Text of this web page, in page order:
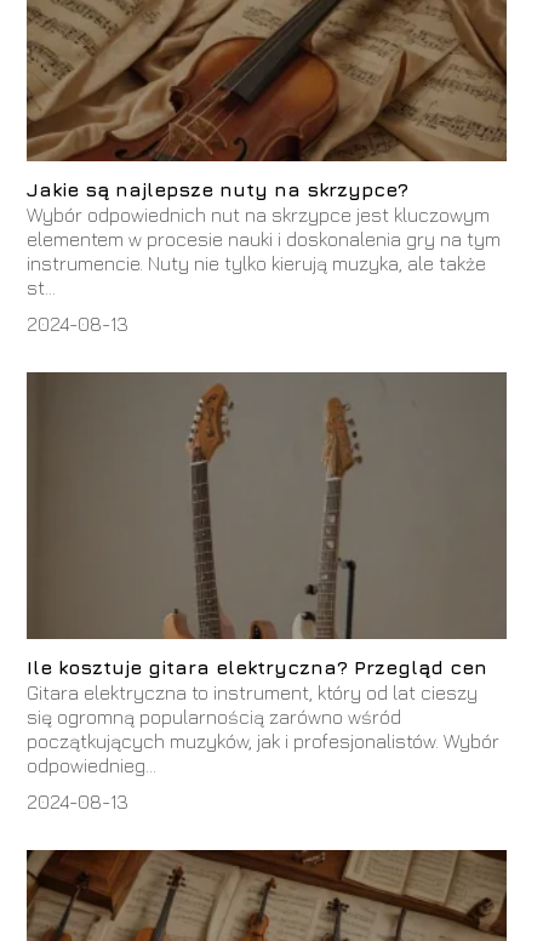
Jakie są najlepsze nuty na skrzypce?
Wybór odpowiednich nut na skrzypce jest kluczowym
elementem w procesie nauki i doskonalenia gry na tym
instrumencie. Nuty nie tylko kierują muzyka, ale także
st...
2024-08-13
Ile kosztuje gitara elektryczna? Przegląd cen
Gitara elektryczna to instrument, który od lat cieszy
się ogromną popularnością zarówno wśród
początkujących muzyków, jak i profesjonalistów. Wybór
odpowiednieg...
2024-08-13